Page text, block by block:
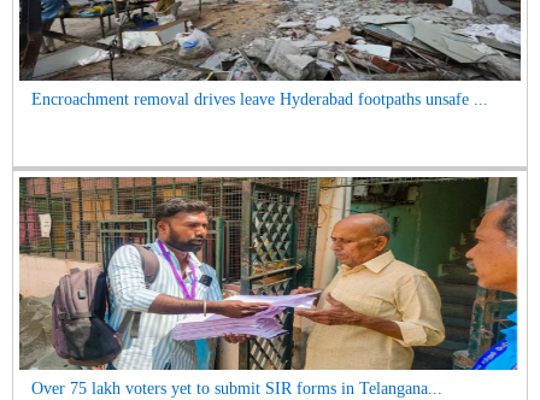
Encroachment removal drives leave Hyderabad footpaths unsafe ...
Over 75 lakh voters yet to submit SIR forms in Telangana...